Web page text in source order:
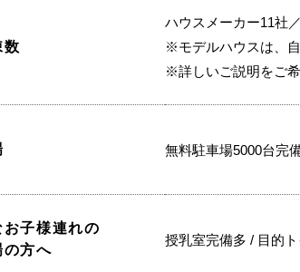
数
ハウスメーカー11社
※モデルハウスは、
※詳しいご説明をご
無料駐車場5000台完
お子様連れの
の方へ
授乳室完備多 / 目的